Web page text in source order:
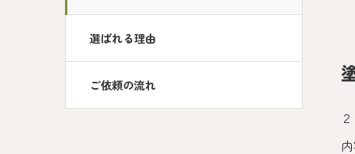
選ばれる理由
ご依頼の流れ